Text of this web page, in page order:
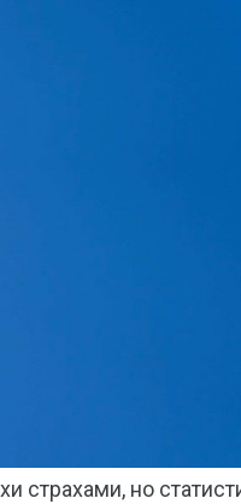
страхами, но